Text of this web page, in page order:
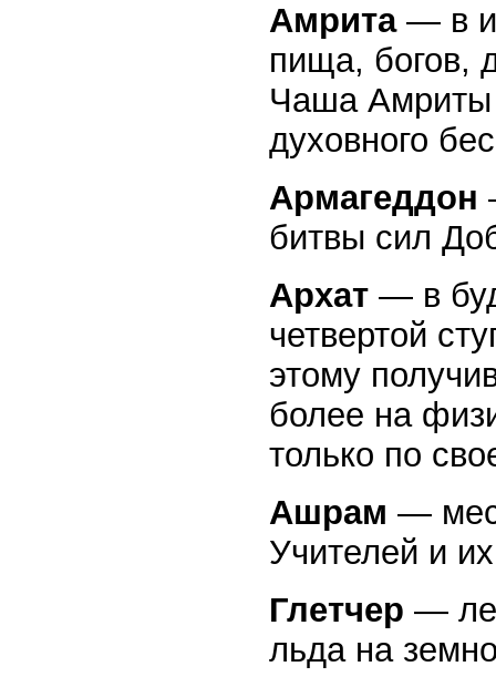
Амрита— в
пища, богов,
Чаша Амриты
духовного
Армагеддон
битвы сил
Архат — в
четвертой
этому
более на
только по
Ашрам —
Учителей и
Глетчер —
льда на